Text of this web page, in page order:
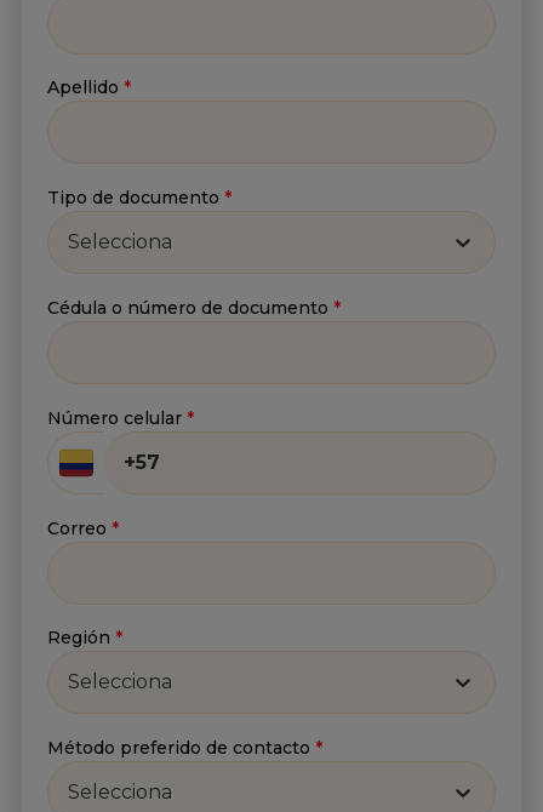
He leído y acepto
Política de tratamiento de
información
Enviar
Apellido *
Tipo de documento *
Selecciona
Cédula o número de documento *
Número celular *
Correo *
Región *
Selecciona
Método preferido de contacto *
Selecciona